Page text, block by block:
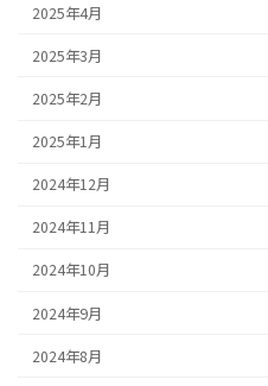
2025年4月
2025年3月
2025年2月
2025年1月
2024年12月
2024年11月
2024年10月
2024年9月
2024年8月